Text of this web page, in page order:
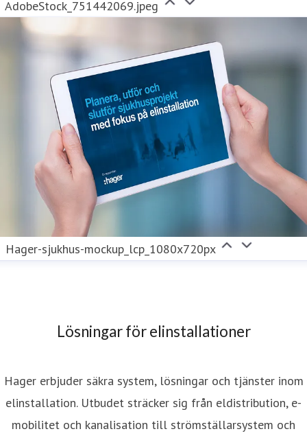
AdobeStock_751442069.jpeg
Hager-sjukhus-mockup_lcp_1080x720px
Lösningar för elinstallationer
Hager erbjuder säkra system, lösningar och tjänster inom
elinstallation. Utbudet sträcker sig från eldistribution, e-
mobilitet och kanalisation till strömställarsystem och